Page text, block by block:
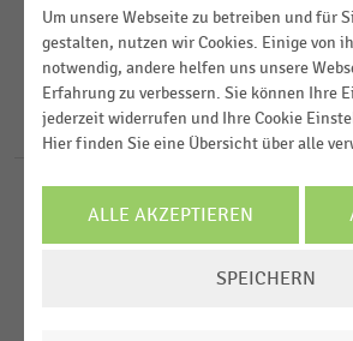
1027Ergebnisse fürHalle
GESAMTWIRTSCHAFTLICHE
Bau- und Heimwerkermärkte
Betten, Teppiche und
Buchhandel
2025
2024
2023
2022
MEHR ANZEIGEN
Deutschland
Österreich
D-A-CH-Region
FILTER
Um unsere Webseite zu betreiben und für
gestalten, nutzen wir Cookies. Einige von
notwendig, andere helfen uns unsere
Erfahrung zu verbessern. Sie können Ihre
jederzeit widerrufen und Ihre Cookie
Hier finden Sie eine Übersicht über alle
ALLE AKZEPTIEREN
SPEICHERN